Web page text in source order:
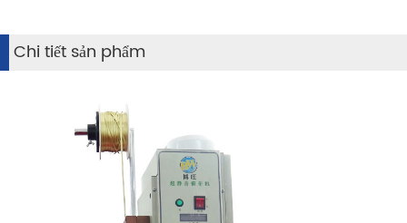
Chi tiết sản phẩm